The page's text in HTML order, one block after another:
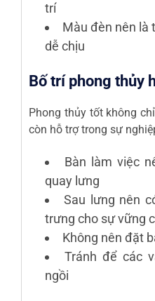
trí
Màu đèn nên là
dễ chịu
Bố trí phong thủy
Phong thủy tốt không
còn hỗ trợ trong sự
Bàn làm việc
quay lưng
Sau lưng nên
trưng cho sự vững
Không nên đặt
Tránh để các
ngồi